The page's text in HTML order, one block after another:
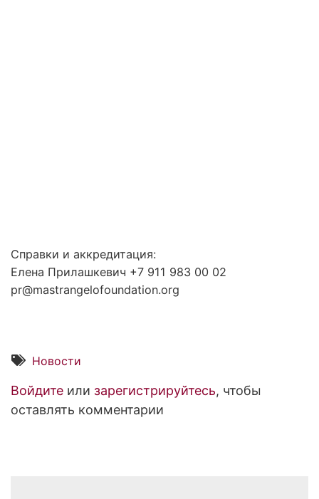
Справки и аккредитация:
Елена Прилашкевич +7 911 983 00 02
pr@mastrangelofoundation.org
Новости
Войдите или зарегистрируйтесь, чтобы
оставлять комментарии